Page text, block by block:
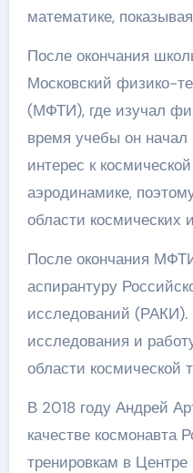
математике,
После окончания
Московский физико-
(МФТИ), где изучал
время учебы он
интерес к
аэродинамике,
области космических
После окончания
аспирантуру
исследований
исследования и
области космической
В 2018 году Андрей
качестве космонавта
тренировкам в Центре